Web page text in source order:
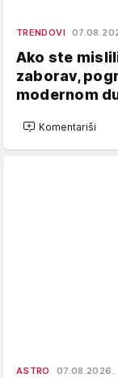
TRENDOVI
Ako ste
zaborav,
modernom
Komentariši
ASTRO 07.08.2026.